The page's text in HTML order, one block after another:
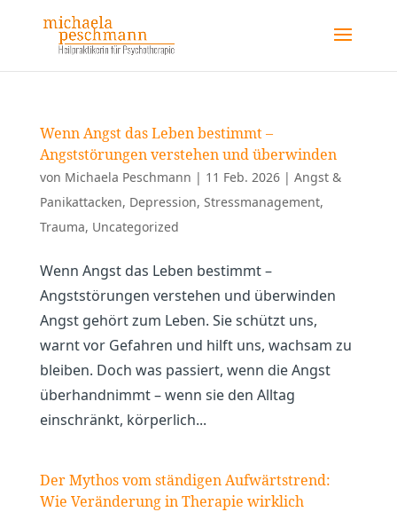
Wenn Angst das Leben bestimmt –
Angststörungen verstehen und überwinden
von Michaela Peschmann | 11 Feb. 2026| Angst &
Panikattacken, Depression, Stressmanagement,
Trauma, Uncategorized
Wenn Angst das Leben bestimmt –
Angststörungen verstehen und überwinden
Angst gehört zum Leben. Sie schützt uns,
warnt vor Gefahren und hilft uns, wachsam zu
bleiben. Doch was passiert, wenn die Angst
überhandnimmt – wenn sie den Alltag
einschränkt, körperlich...
Der Mythos vom ständigen Aufwärtstrend:
Wie Veränderung in Therapie wirklich